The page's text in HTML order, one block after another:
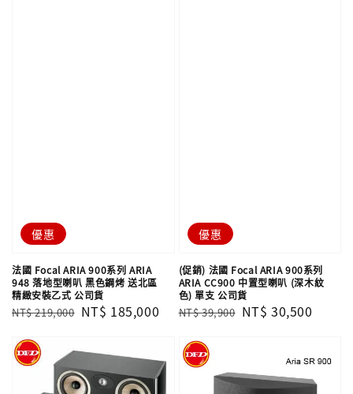
優惠
法國 Focal ARIA 900系列 ARIA
948 落地型喇叭 黑色鋼烤 送北區
精緻安裝乙式 公司貨
Regular
NT$ 219,000 Sale
NT$ 185,000
優惠
(促銷) 法國 Focal ARIA 900系列
ARIA CC900 中置型喇叭 (深木紋
色) 單支 公司貨
Regular
NT$ 39,900 Sale
NT$ 30,500